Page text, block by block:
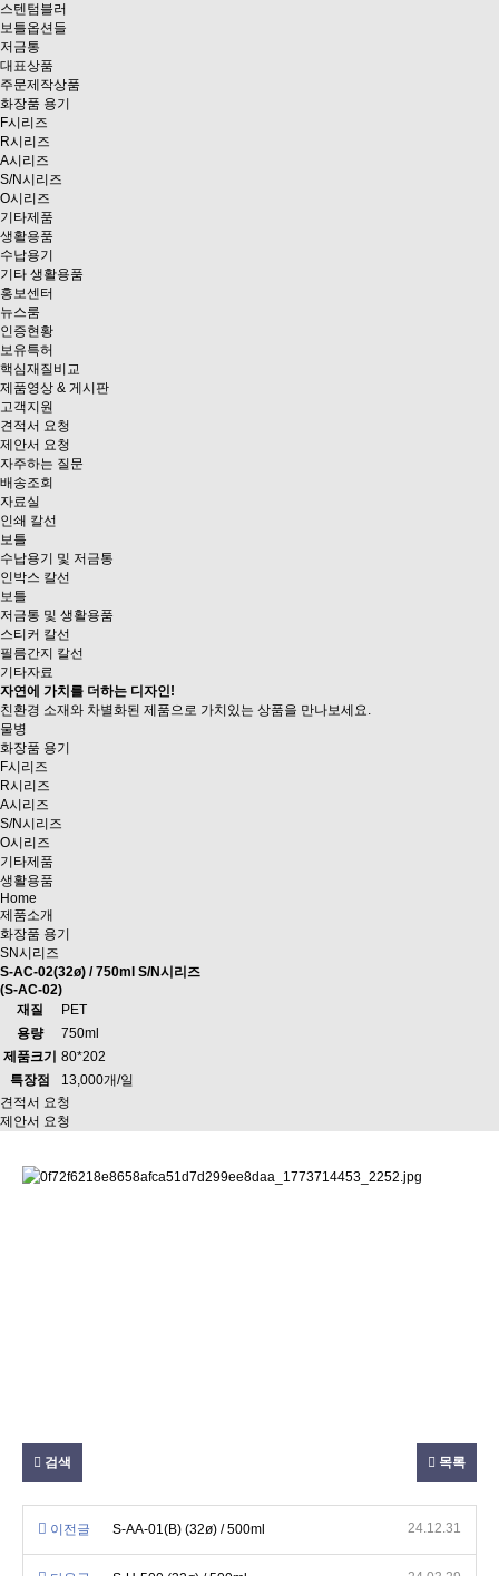
스텐텀블러
보틀옵션들
저금통
대표상품
주문제작상품
화장품 용기
F시리즈
R시리즈
A시리즈
S/N시리즈
O시리즈
기타제품
생활용품
수납용기
기타 생활용품
홍보센터
뉴스룸
인증현황
보유특허
핵심재질비교
제품영상 & 게시판
고객지원
견적서 요청
제안서 요청
자주하는 질문
배송조회
자료실
인쇄 칼선
보틀
수납용기 및 저금통
인박스 칼선
보틀
저금통 및 생활용품
스티커 칼선
필름간지 칼선
기타자료
자연에 가치를 더하는 디자인!
친환경 소재와 차별화된 제품으로 가치있는 상품을 만나보세요.
물병
화장품 용기
F시리즈
R시리즈
A시리즈
S/N시리즈
O시리즈
기타제품
생활용품
Home
제품소개
화장품 용기
SN시리즈
S-AC-02(32ø) / 750ml S/N시리즈
(S-AC-02)
재질
PET
용량
750ml
제품크기
80*202
특장점
13,000개/일
견적서 요청
제안서 요청
검색 목록
이전글 S-AA-01(B) (32ø) / 500ml 24.12.31